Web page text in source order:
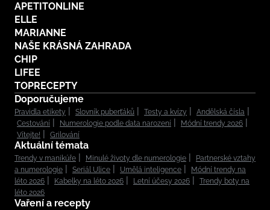
APETITONLINE
ELLE
MARIANNE
NAŠE KRÁSNÁ ZAHRADA
CHIP
LIFEE
TOPRECEPTY
Doporučujeme
Pravidla etikety Slovník puberťáků Testy a kvízy
Andělská čísla
Cestování
Numerologie podle data narození
Módní trendy 2026
Vítejte!
Grilování
Aktuální témata
Trendy v manikúře Minulé životy dle numerologie
Partnerské vztahy
a numerologie
Seriál Ulice Umělá inteligence
Módní trendy na
léto 2026
Kabelky na léto 2026 Letní účesy 2026
Trendy boty na
léto 2026
Vaření a recepty